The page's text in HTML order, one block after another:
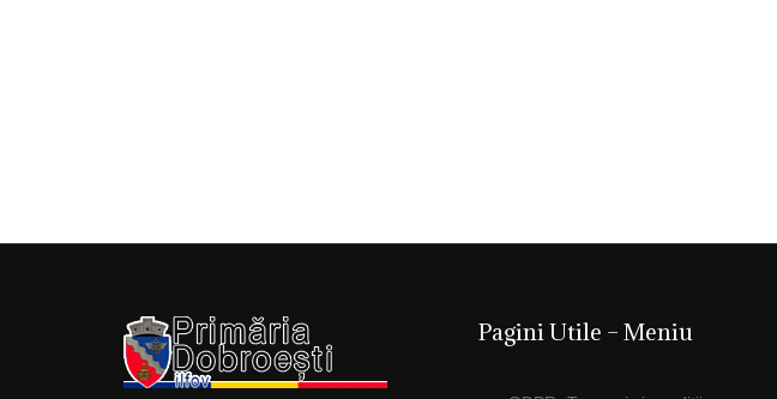
Pagini Utile – Meniu